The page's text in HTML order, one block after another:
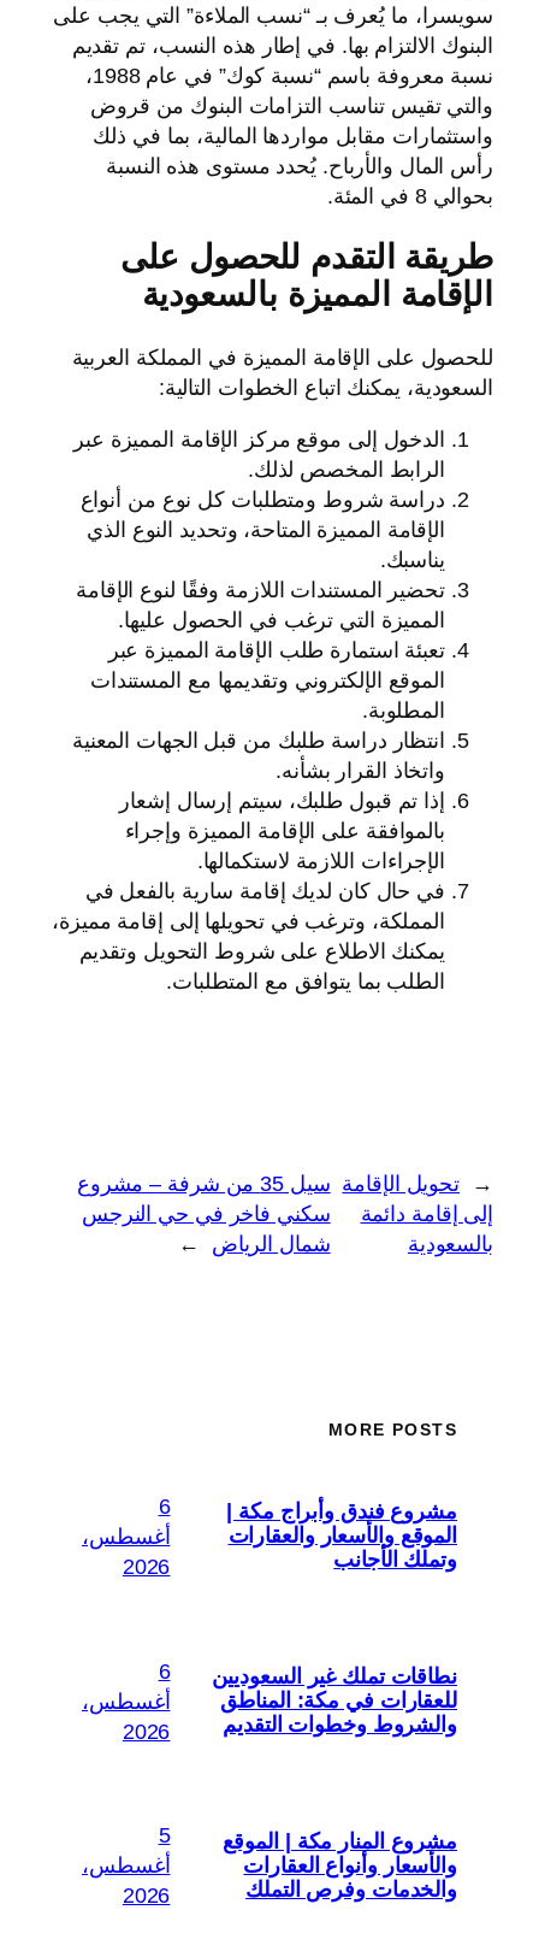
سويسرا، ما يُعرف بـ “نسب الملاءة” التي يجب على
البنوك الالتزام بها. في إطار هذه النسب، تم تقديم
نسبة معروفة باسم “نسبة كوك” في عام 1988،
والتي تقيس تناسب التزامات البنوك من قروض
واستثمارات مقابل مواردها المالية، بما في ذلك
رأس المال والأرباح. يُحدد مستوى هذه النسبة
بحوالي 8 في المئة.
طريقة التقدم للحصول على
الإقامة المميزة بالسعودية
للحصول على الإقامة المميزة في المملكة العربية
السعودية، يمكنك اتباع الخطوات التالية:
الدخول إلى موقع مركز الإقامة المميزة عبر
الرابط المخصص لذلك.
دراسة شروط ومتطلبات كل نوع من أنواع
الإقامة المميزة المتاحة، وتحديد النوع الذي
يناسبك.
تحضير المستندات اللازمة وفقًا لنوع الإقامة
المميزة التي ترغب في الحصول عليها.
تعبئة استمارة طلب الإقامة المميزة عبر
الموقع الإلكتروني وتقديمها مع المستندات
المطلوبة.
انتظار دراسة طلبك من قبل الجهات المعنية
واتخاذ القرار بشأنه.
إذا تم قبول طلبك، سيتم إرسال إشعار
بالموافقة على الإقامة المميزة وإجراء
الإجراءات اللازمة لاستكمالها.
في حال كان لديك إقامة سارية بالفعل في
المملكة، وترغب في تحويلها إلى إقامة مميزة،
يمكنك الاطلاع على شروط التحويل وتقديم
الطلب بما يتوافق مع المتطلبات.
←
تحويل الإقامة
إلى إقامة دائمة
بالسعودية
سيل 35 من شرفة – مشروع
سكني فاخر في حي النرجس
شمال الرياض
→
MORE POSTS
مشروع فندق وأبراج مكة |
الموقع والأسعار والعقارات
وتملك الأجانب
6
أغسطس،
2026
نطاقات تملك غير السعوديين
للعقارات في مكة: المناطق
والشروط وخطوات التقديم
6
أغسطس،
2026
مشروع المنار مكة | الموقع
والأسعار وأنواع العقارات
والخدمات وفرص التملك
5
أغسطس،
2026